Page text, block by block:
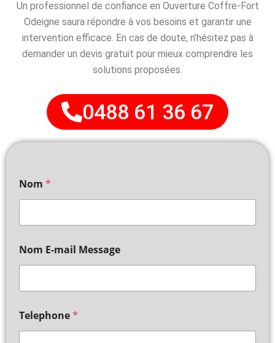
Un professionnel de confiance en Ouverture Coffre-Fort
Odeigne saura répondre à vos besoins et garantir une
intervention efficace. En cas de doute, n’hésitez pas à
demander un devis gratuit pour mieux comprendre les
solutions proposées.
0488 61 36 67
Nom *
Nom E-mail Message
Telephone*